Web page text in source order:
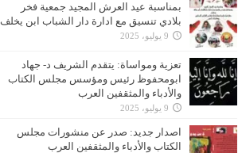
بمناسبة عيد العرش المجيد جمعية فخر
بلادي تنسيق مع ادارة دار الشباب ابن يخلف
9 يوليو، 2025
تعزية ومواساة: يتقدم الشريف د- جهاد
ابومحفوظ رئيس ومؤسس مجلس الكتاب
والأدباء والمثقفين العرب
9 يوليو، 2025
اصدار جديد: صدر عن منشورات مجلس
الكتاب والأدباء والمثقفين العرب